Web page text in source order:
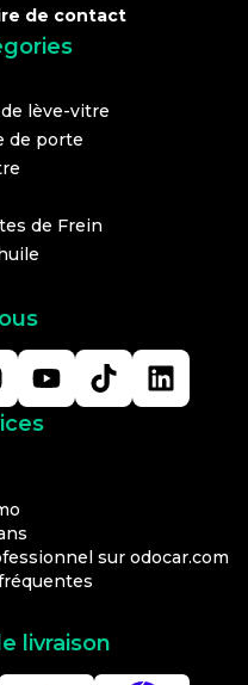
de contact
lève-vitre
de porte
de Frein
sur odocar.com
livraison